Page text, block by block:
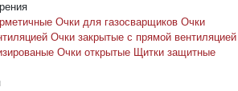
Очки для газосварщиков Очки
Очки закрытые с прямой вентиляцией
Очки открытые Щитки защитные